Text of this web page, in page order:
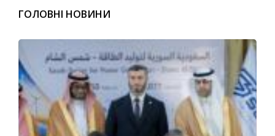
ГОЛОВНІ НОВИНИ